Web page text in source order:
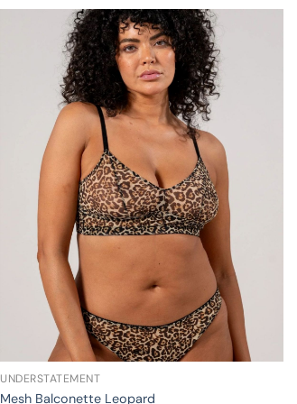
UNDERSTATEMENT
Mesh Balconette Leopard